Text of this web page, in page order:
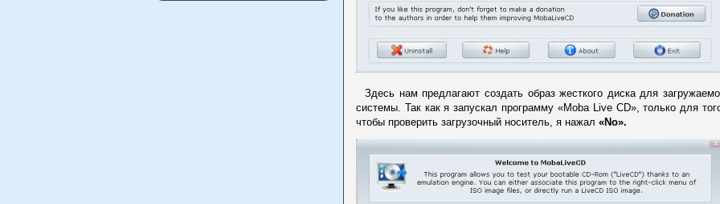
Здесь нам предлагают создать образ жесткого диска для
системы. Так как я запускал программу «Moba Live CD», только для
чтобы проверить загрузочный носитель, я нажал «No».